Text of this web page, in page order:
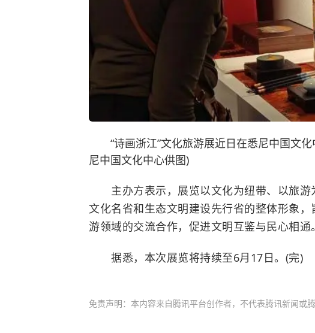
“诗画浙江”文化旅游展近日在悉尼中国文
尼中国文化中心供图)
主办方表示，展览以文化为纽带、以旅游
文化名省和生态文明建设先行省的整体形象
游领域的交流合作，促进文明互鉴与民心相通。
据悉，本次展览将持续至6月17日。(完)
免责声明：本内容来自腾讯平台创作者，不代表腾讯新闻或